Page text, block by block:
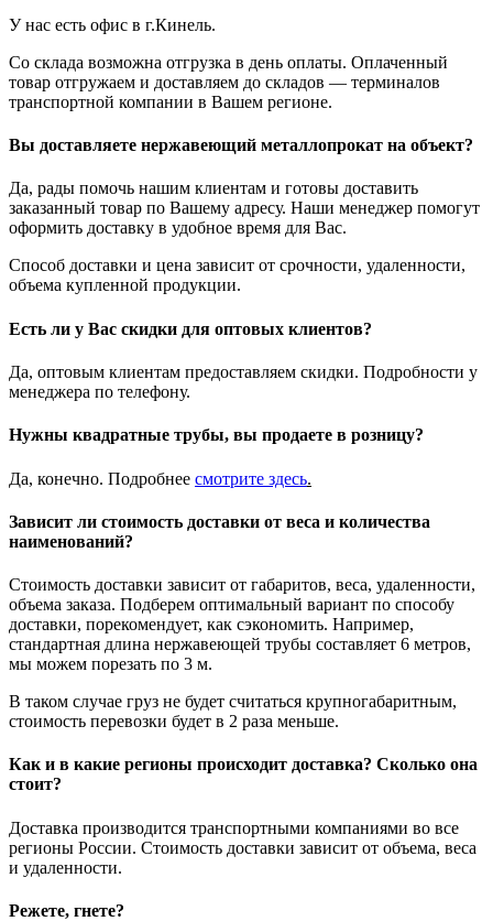
У нас есть офис в г.Кинель.
Со склада возможна отгрузка в день оплаты. Оплаченный
товар отгружаем и доставляем до складов — терминалов
транспортной компании в Вашем регионе.
Вы доставляете нержавеющий металлопрокат на объект?
Да, рады помочь нашим клиентам и готовы доставить
заказанный товар по Вашему адресу. Наши менеджер помогут
оформить доставку в удобное время для Вас.
Способ доставки и цена зависит от срочности, удаленности,
объема купленной продукции.
Есть ли у Вас скидки для оптовых клиентов?
Да, оптовым клиентам предоставляем скидки. Подробности у
менеджера по телефону.
Нужны квадратные трубы, вы продаете в розницу?
Да, конечно. Подробнее смотрите здесь.
Зависит ли стоимость доставки от веса и количества
наименований?
Стоимость доставки зависит от габаритов, веса, удаленности,
объема заказа. Подберем оптимальный вариант по способу
доставки, порекомендует, как сэкономить. Например,
стандартная длина нержавеющей трубы составляет 6 метров,
мы можем порезать по 3 м.
В таком случае груз не будет считаться крупногабаритным,
стоимость перевозки будет в 2 раза меньше.
Как и в какие регионы происходит доставка? Сколько она
стоит?
Доставка производится транспортными компаниями во все
регионы России. Стоимость доставки зависит от объема, веса
и удаленности.
Режете, гнете?